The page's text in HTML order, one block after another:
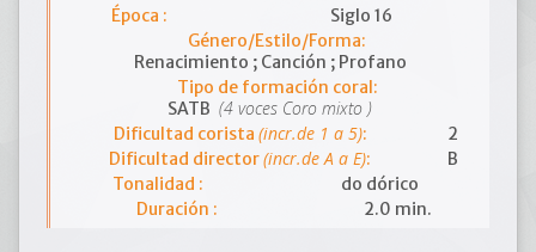
Época :
Siglo 16
Género/Estilo/Forma:
Renacimiento ; Canción ; Profano
Tipo de formación coral:
SATB (4 voces Coro mixto )
Dificultad corista (incr.de 1 a 5):
2
Dificultad director(incr.de A a E):
B
Tonalidad :
do dórico
Duración :
2.0 min.